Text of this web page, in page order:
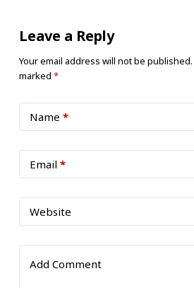
Leave a Reply
Your email address will not be published.
marked *
Name *
Email*
Website
Add Comment